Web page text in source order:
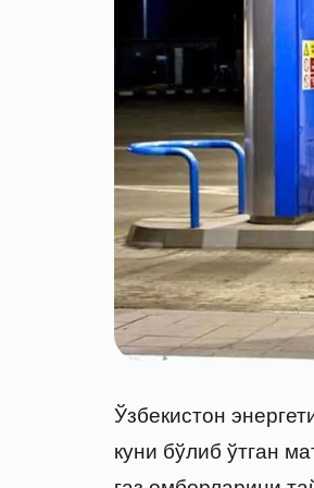
Ўзбекистон
куни бўлиб ўтган